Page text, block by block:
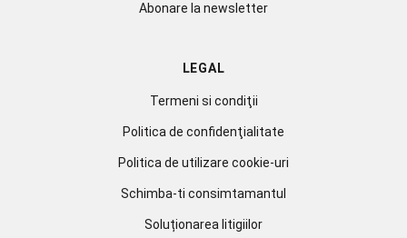
Abonare la newsletter
LEGAL
Termeni si condiţii
Politica de confidenţialitate
Politica de utilizare cookie-uri
Schimba-ti consimtamantul
Soluționarea litigiilor